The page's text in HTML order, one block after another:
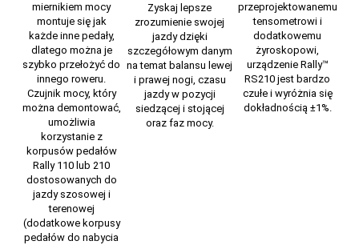
miernikiem mocy
montuje się jak
każde inne pedały,
dlatego można je
szybko przełożyć do
innego roweru.
Czujnik mocy, który
można demontować,
umożliwia
korzystanie z
korpusów pedałów
Rally 110 lub 210
dostosowanych do
jazdy szosowej i
terenowej
(dodatkowe korpusy
pedałów do nabycia
Zyskaj lepsze
zrozumienie swojej
jazdy dzięki
szczegółowym danym
na temat balansu lewej
i prawej nogi, czasu
jazdy w pozycji
siedzącej i stojącej
oraz faz mocy.
przeprojektowanemu
tensometrowi i
dodatkowemu
żyroskopowi,
urządzenie Rally™
RS210 jest bardzo
czułe i wyróżnia się
dokładnością ±1%.